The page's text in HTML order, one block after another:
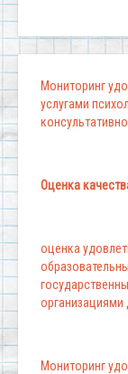
Мониторинг
услугами
Оценка
оценка
Мониторинг